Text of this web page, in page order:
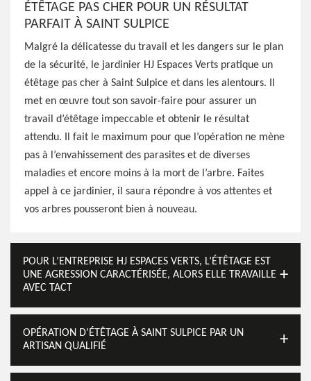
ÉTÊTAGE PAS CHER POUR UN RÉSULTAT
PARFAIT À SAINT SULPICE
Malgré la délicatesse du travail et les dangers sur le plan
de la sécurité, le jardinier HJ Espaces Verts pratique un
étêtage pas cher à Saint Sulpice et dans les alentours. Il
met en œuvre tout son savoir-faire pour assurer un
travail d’étêtage impeccable et obtenir le résultat
attendu. Il fait le maximum pour que l’opération ne mène
pas à l’envahissement des parasites et de diverses
maladies et encore moins à la mort de l’arbre. Faites
appel à ce jardinier, il saura répondre à vos attentes et
vos arbres pousseront bien à nouveau.
POUR L’ENTREPRISE HJ ESPACES VERTS, L’ÉTÊTAGE EST
UNE AGRESSION CARACTÉRISÉE, ALORS ELLE TRAVAILLE
AVEC TACT
OPÉRATION D’ÉTÊTAGE À SAINT SULPICE PAR UN
ARTISAN QUALIFIÉ